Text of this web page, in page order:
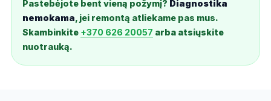
Pastebėjote bent vieną požymį? Diagnostika
nemokama, jei remontą atliekame pas mus.
Skambinkite +370 626 20057 arba atsiųskite
nuotrauką.